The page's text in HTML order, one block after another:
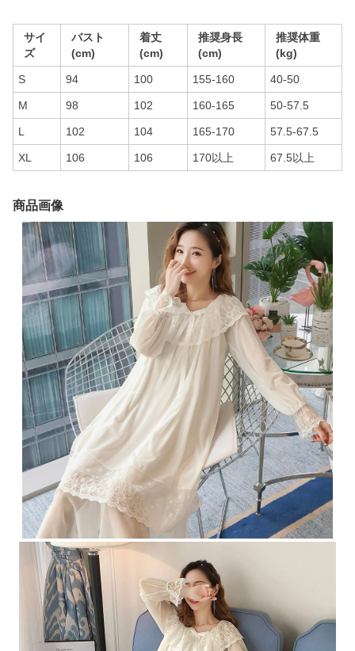
サイ
ズ
バスト
(cm)
着丈
(cm)
推奨身長
(cm)
推奨体重
(kg)
S 94 100 155-160 40-50
M 98 102 160-165 50-57.5
L 102 104 165-170 57.5-67.5
XL 106 106 170以上 67.5以上
商品画像